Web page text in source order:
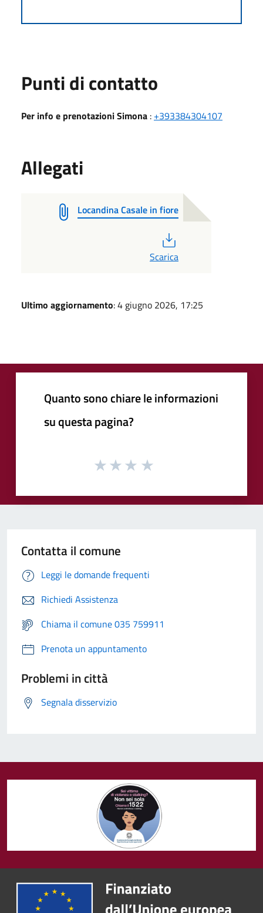
Punti di contatto
Per info e prenotazioni Simona : +393384304107
Allegati
Locandina Casale in fiore
Scarica
Ultimo aggiornamento: 4 giugno 2026, 17:25
Quanto sono chiare le informazioni
su questa pagina?
Contatta il comune
Leggi le domande frequenti
Richiedi Assistenza
Chiama il comune 035 759911
Prenota un appuntamento
Problemi in città
Segnala disservizio